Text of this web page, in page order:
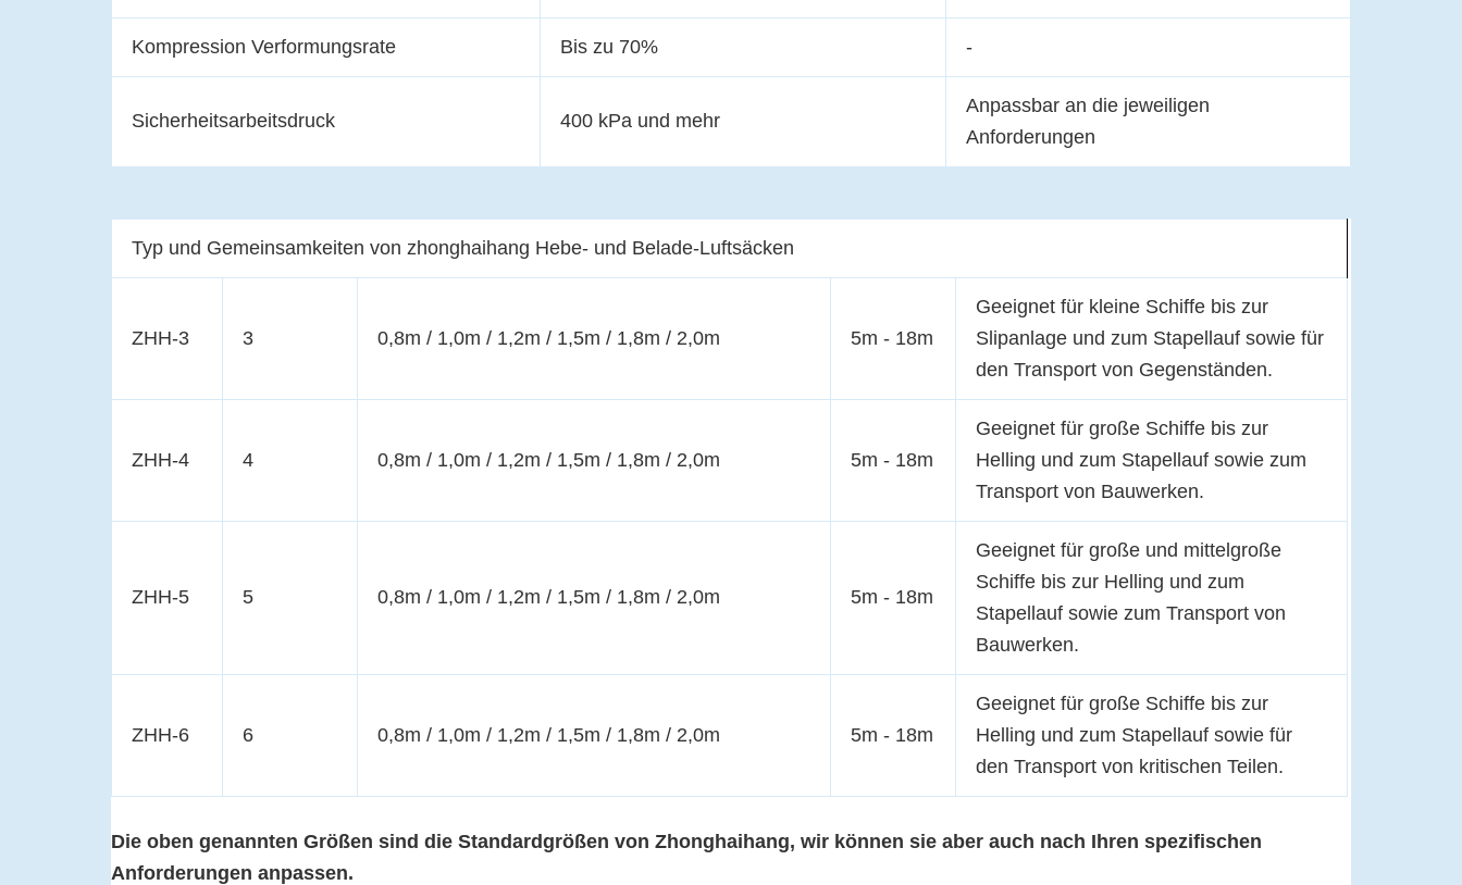
Kompression Verformungsrate Bis zu 70% -
Sicherheitsarbeitsdruck 400 kPa und mehr
Anpassbar an die jeweiligen
Anforderungen
Typ und Gemeinsamkeiten von zhonghaihang Hebe- und Belade-Luftsäcken
ZHH-3 3 0,8m / 1,0m / 1,2m / 1,5m / 1,8m / 2,0m 5m - 18m
Geeignet für kleine Schiffe bis zur
Slipanlage und zum Stapellauf sowie für
den Transport von Gegenständen.
ZHH-4 4 0,8m / 1,0m / 1,2m / 1,5m / 1,8m / 2,0m 5m - 18m
Geeignet für große Schiffe bis zur
Helling und zum Stapellauf sowie zum
Transport von Bauwerken.
ZHH-5 5 0,8m / 1,0m / 1,2m / 1,5m / 1,8m / 2,0m 5m - 18m
Geeignet für große und mittelgroße
Schiffe bis zur Helling und zum
Stapellauf sowie zum Transport von
Bauwerken.
ZHH-6 6 0,8m / 1,0m / 1,2m / 1,5m / 1,8m / 2,0m 5m - 18m
Geeignet für große Schiffe bis zur
Helling und zum Stapellauf sowie für
den Transport von kritischen Teilen.
Die oben genannten Größen sind die Standardgrößen von Zhonghaihang, wir können sie aber auch nach Ihren spezifischen
Anforderungen anpassen.